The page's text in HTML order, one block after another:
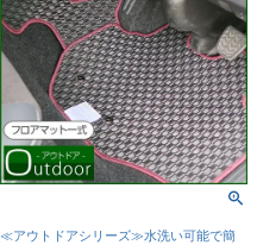
≪アウトドアシリーズ≫水洗い可能で簡